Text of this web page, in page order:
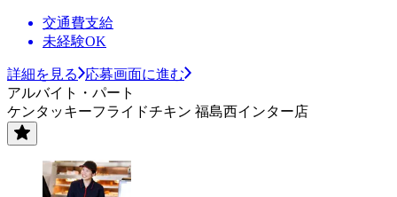
交通費支給
未経験OK
詳細を見る
応募画面に進む
アルバイト・パート
ケンタッキーフライドチキン 福島西インター店